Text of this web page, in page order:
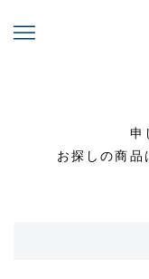
申
お探しの商品